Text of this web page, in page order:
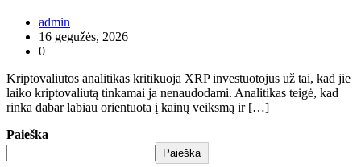
admin
16 gegužės, 2026
0
Kriptovaliutos analitikas kritikuoja XRP investuotojus už tai, kad jie
laiko kriptovaliutą tinkamai ja nenaudodami. Analitikas teigė, kad
rinka dabar labiau orientuota į kainų veiksmą ir […]
Paieška
Paieška